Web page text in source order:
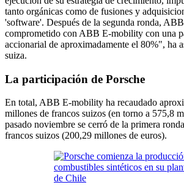
tanto orgánicas como de fusiones y
'software'. Después de la segunda ronda,
comprometido con ABB E-mobility con una
accionarial de aproximadamente el 80%", ha
suiza.
La participación de Porsche
En total, ABB E-mobility ha recaudado
millones de francos suizos (en torno a 575,8
pasado noviembre se cerró de la primera
francos suizos (200,29 millones de euros).